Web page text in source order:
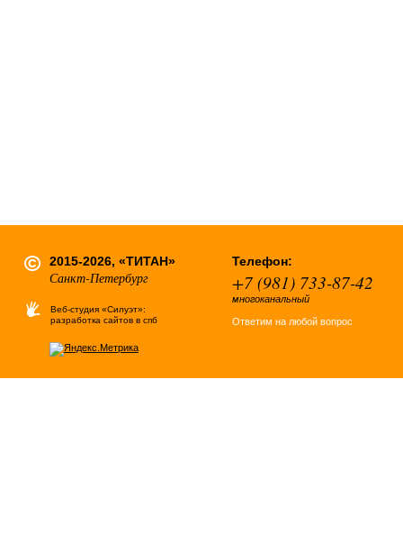
2015-2026, «ТИТАН»
Санкт-Петербург
Веб-студия «Силуэт»:
разработка сайтов в спб
Телефон:
+7 (981) 733-87-42
многоканальный
Ответим на любой вопрос